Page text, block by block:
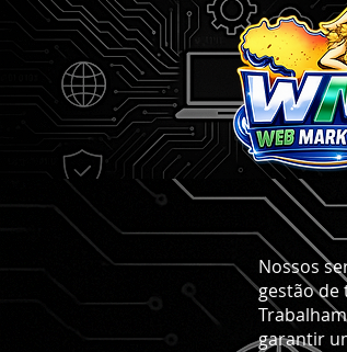
Nossos
gestão de
garantir